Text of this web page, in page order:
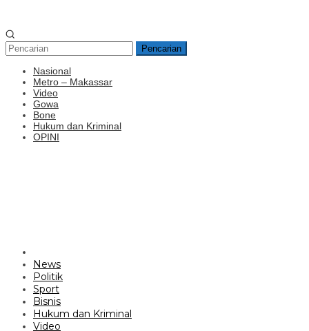
Pencarian
Nasional
Metro – Makassar
Video
Gowa
Bone
Hukum dan Kriminal
OPINI
News
Politik
Sport
Bisnis
Hukum dan Kriminal
Video